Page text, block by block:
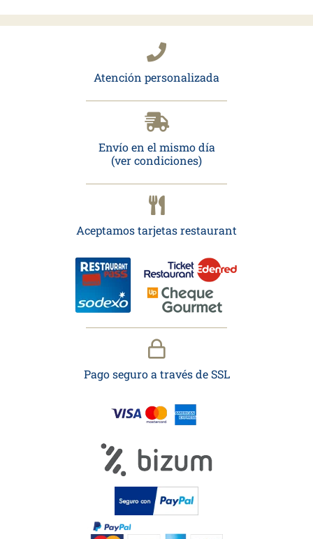
Atención personalizada
Envío en el mismo día
(ver condiciones)
Aceptamos tarjetas restaurant
Pago seguro a través de SSL